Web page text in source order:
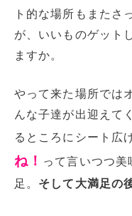
ト的な場所もまたさ
が、いいものゲット
ますか。
やって来た場所では
んな子達が出迎えて
るところにシート広
ね！ って言いつつ
足。 そして大満足の